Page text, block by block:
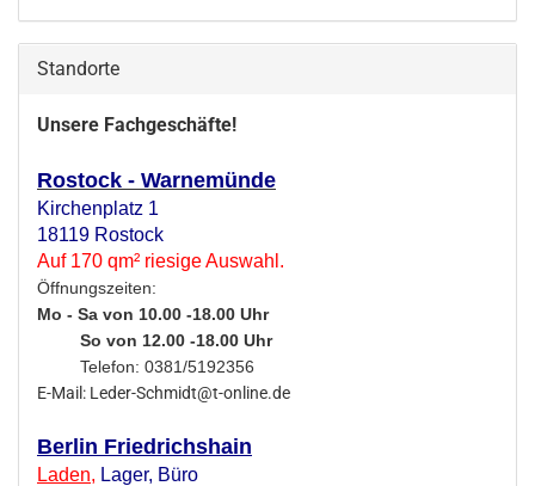
Standorte
Unsere Fachgeschäfte!
Rostock - Warnemünde
Kirchenplatz 1
18119 Rostock
Auf 170 qm² riesige Auswahl.
Öffnungszeiten:
Mo - Sa von 10.00 -18.00 Uhr
So von 12.00 -18.00 Uhr
Telefon: 0381/5192356
E-Mail: Leder-Schmidt@t-online.de
Berlin Friedrichshain
Laden, Lager, Büro